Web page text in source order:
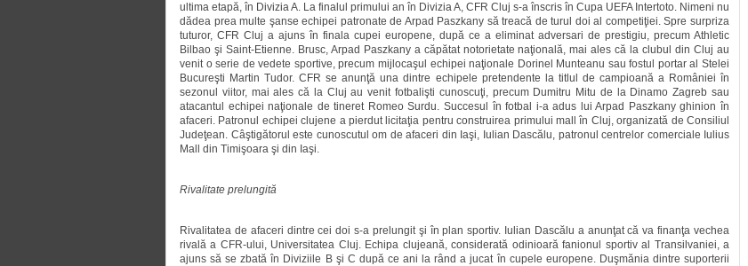
ultima etapă, în Divizia A. La finalul primului an în Divizia A, CFR Cluj s-a înscris în Cupa UEFA Intertoto. Nimeni nu
dădea prea multe şanse echipei patronate de Arpad Paszkany să treacă de turul doi al competiţiei. Spre surpriza
tuturor, CFR Cluj a ajuns în finala cupei europene, după ce a eliminat adversari de prestigiu, precum Athletic
Bilbao şi Saint-Etienne. Brusc, Arpad Paszkany a căpătat notorietate naţională, mai ales că la clubul din Cluj au
venit o serie de vedete sportive, precum mijlocaşul echipei naţionale Dorinel Munteanu sau fostul portar al Stelei
Bucureşti Martin Tudor. CFR se anunţă una dintre echipele pretendente la titlul de campioană a României în
sezonul viitor, mai ales că la Cluj au venit fotbalişti cunoscuţi, precum Dumitru Mitu de la Dinamo Zagreb sau
atacantul echipei naţionale de tineret Romeo Surdu. Succesul în fotbal i-a adus lui Arpad Paszkany ghinion în
afaceri. Patronul echipei clujene a pierdut licitaţia pentru construirea primului mall în Cluj, organizată de Consiliul
Judeţean. Câştigătorul este cunoscutul om de afaceri din Iaşi, Iulian Dascălu, patronul centrelor comerciale Iulius
Mall din Timişoara şi din Iaşi.
Rivalitate prelungită
Rivalitatea de afaceri dintre cei doi s-a prelungit şi în plan sportiv. Iulian Dascălu a anunţat că va finanţa vechea
rivală a CFR-ului, Universitatea Cluj. Echipa clujeană, considerată odinioară fanionul sportiv al Transilvaniei, a
ajuns să se zbată în Diviziile B şi C după ce ani la rând a jucat în cupele europene. Duşmănia dintre suporterii